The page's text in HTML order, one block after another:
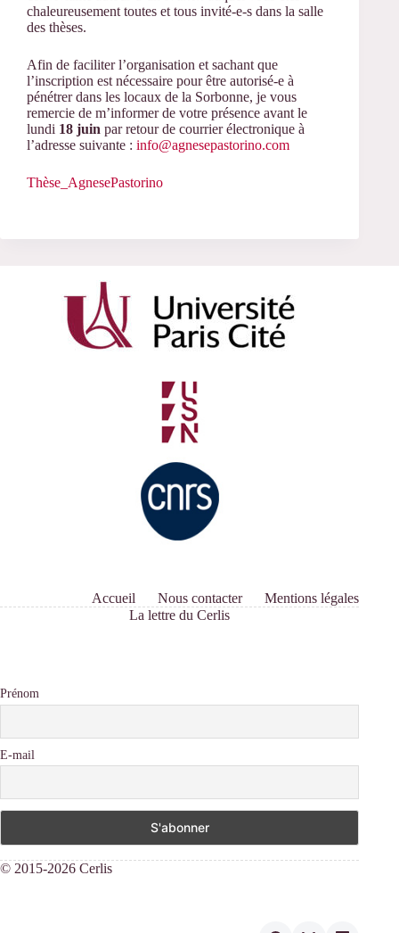
chaleureusement toutes et tous invité-e-s dans la salle
des thèses.
Afin de faciliter l’organisation et sachant que
l’inscription est nécessaire pour être autorisé-e à
pénétrer dans les locaux de la Sorbonne, je vous
remercie de m’informer de votre présence avant le
lundi 18 juin par retour de courrier électronique à
l’adresse suivante : info@agnesepastorino.com
Thèse_AgnesePastorino
Accueil Nous contacter
Mentions légales
La lettre du Cerlis
Prénom
E-mail
© 2015-2026 Cerlis